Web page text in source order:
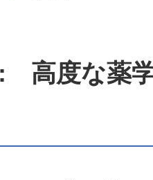
高度な薬